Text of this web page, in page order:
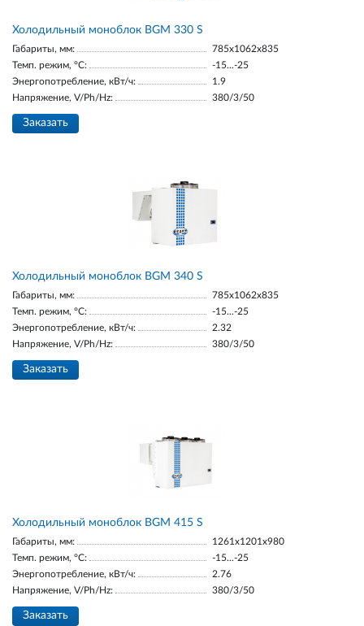
Холодильный моноблок BGM 330 S
Габариты, мм:
785x1062x835
Темп. режим, °С:
-15...-25
Энергопотребление, кВт/ч:
1.9
Напряжение, V/Ph/Hz:
380/3/50
Заказать
Холодильный моноблок BGM 340 S
Габариты, мм:
785x1062x835
Темп. режим, °С:
-15...-25
Энергопотребление, кВт/ч:
2.32
Напряжение, V/Ph/Hz:
380/3/50
Заказать
Холодильный моноблок BGM 415 S
Габариты, мм:
1261x1201x980
Темп. режим, °С:
-15...-25
Энергопотребление, кВт/ч:
2.76
Напряжение, V/Ph/Hz:
380/3/50
Заказать